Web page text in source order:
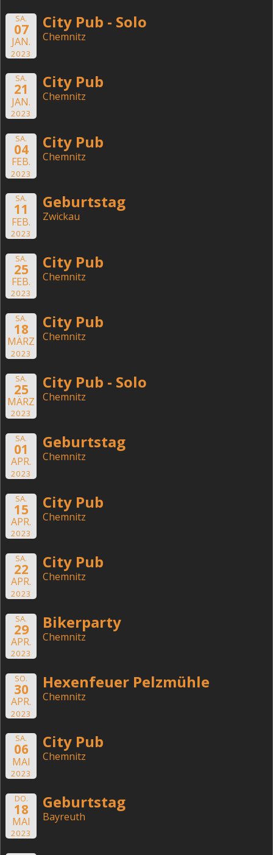
SA.
07
JAN.
2023
City Pub - Solo
Chemnitz
SA.
21
JAN.
2023
City Pub
Chemnitz
SA.
04
FEB.
2023
City Pub
Chemnitz
SA.
11
FEB.
2023
Geburtstag
Zwickau
SA.
25
FEB.
2023
City Pub
Chemnitz
SA.
18
MÄRZ
2023
City Pub
Chemnitz
SA.
25
MÄRZ
2023
City Pub - Solo
Chemnitz
SA.
01
APR.
2023
Geburtstag
Chemnitz
SA.
15
APR.
2023
City Pub
Chemnitz
SA.
22
APR.
2023
City Pub
Chemnitz
SA.
29
APR.
2023
Bikerparty
Chemnitz
SO.
30
APR.
2023
Hexenfeuer Pelzmühle
Chemnitz
SA.
06
MAI
2023
City Pub
Chemnitz
DO.
18
MAI
2023
Geburtstag
Bayreuth